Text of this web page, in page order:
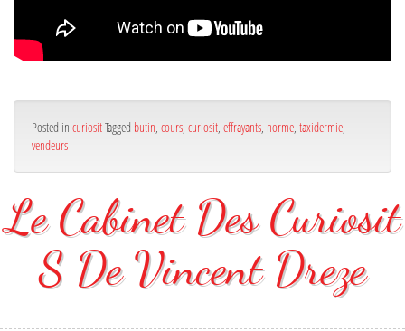
Posted in curiositTagged butin, cours, curiosit, effrayants, norme, taxidermie,
vendeurs
Le Cabinet Des Curiosit
S De Vincent Dreze